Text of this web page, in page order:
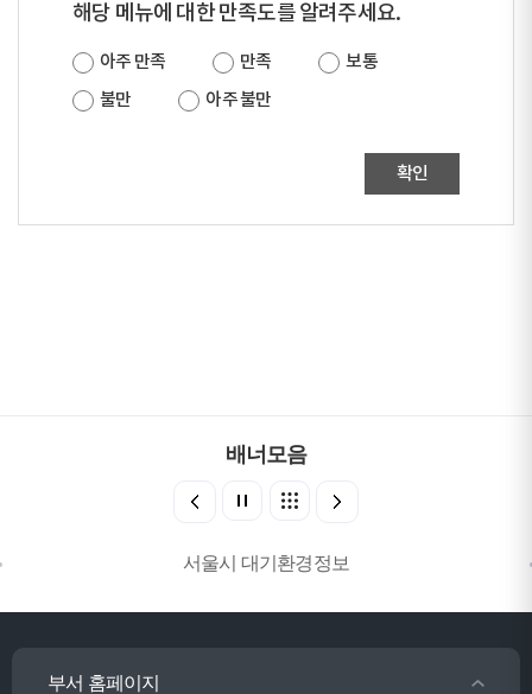
해당 메뉴에 대한 만족도를 알려주세요.
아주 만족 만족
보통
불만
아주 불만
확인
배너모음
서울시 대기환경정보
부서 홈페이지